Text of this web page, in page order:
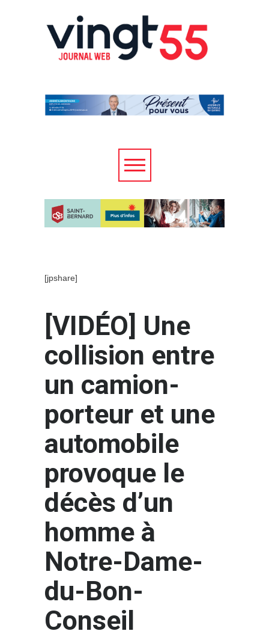
[jpshare]
[VIDÉO] Une
collision entre
un camion-
porteur et une
automobile
provoque le
décès d’un
homme à
Notre-Dame-
du-Bon-
Conseil